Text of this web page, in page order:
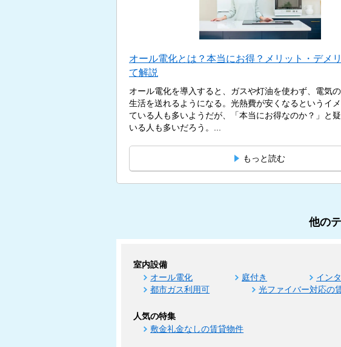
オール電化とは？本当にお得？メリット・デメ
て解説
オール電化を導入すると、ガスや灯油を使わず、電気
生活を送れるようになる。光熱費が安くなるというイ
ている人も多いようだが、「本当にお得なのか？」と
いる人も多いだろう。...
もっと読む
他の
室内設備
オール電化 庭付き イン
都市ガス利用可
光ファイバー対応の
人気の特集
敷金礼金なしの賃貸物件